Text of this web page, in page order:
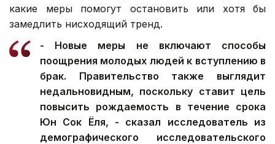
какие меры помогут остановить или хотя бы
замедлить нисходящий тренд.
- Новые меры не включают способы
поощрения молодых людей к вступлению в
брак. Правительство также выглядит
недальновидным, поскольку ставит цель
повысить рождаемость в течение срока
Юн Сок Ёля, - сказал исследователь из
демографического исследовательского